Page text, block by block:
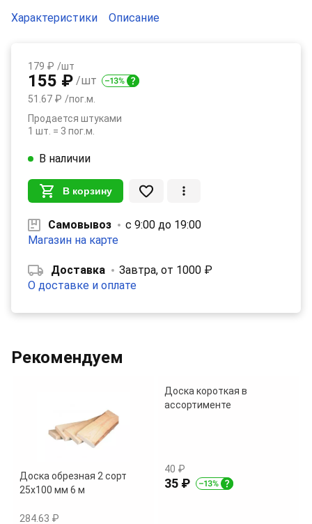
Характеристики Описание
179 ₽ /шт
155 ₽ /шт
51.67 ₽ /пог.м.
Продается штуками
1 шт. = 3 пог.м.
В наличии
В корзину
Самовывоз
с 9:00 до 19:00
Магазин на карте
Доставка
Завтра, от 1000 ₽
О доставке и оплате
Рекомендуем
Доска обрезная 2 сорт
25х100 мм 6 м
284.63 ₽
Доска короткая в
ассортименте
40 ₽
35 ₽